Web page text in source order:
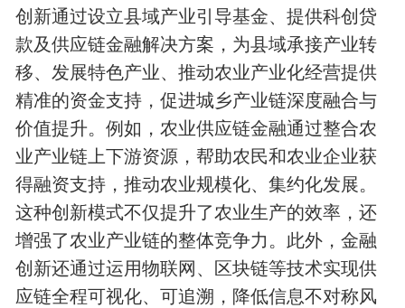
创新通过设立县域产业引导基金、提供科创贷
款及供应链金融解决方案，为县域承接产业转
移、发展特色产业、推动农业产业化经营提供
精准的资金支持，促进城乡产业链深度融合与
价值提升。例如，农业供应链金融通过整合农
业产业链上下游资源，帮助农民和农业企业获
得融资支持，推动农业规模化、集约化发展。
这种创新模式不仅提升了农业生产的效率，还
增强了农业产业链的整体竞争力。此外，金融
创新还通过运用物联网、区块链等技术实现供
应链全程可视化、可追溯，降低信息不对称风